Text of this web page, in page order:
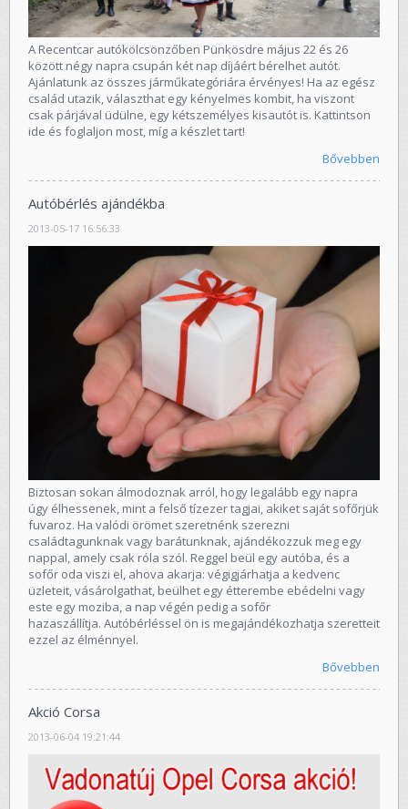
A Recentcar autókölcsönzőben Pünkösdre május 22 és 26
között négy napra csupán két nap díjáért bérelhet autót.
Ajánlatunk az összes járműkategóriára érvényes! Ha az egész
család utazik, választhat egy kényelmes kombit, ha viszont
csak párjával üdülne, egy kétszemélyes kisautót is. Kattintson
ide és foglaljon most, míg a készlet tart!
Bővebben
Autóbérlés ajándékba
2013-05-17 16:56:33
Biztosan sokan álmodoznak arról, hogy legalább egy napra
úgy élhessenek, mint a felső tízezer tagjai, akiket saját sofőrjük
fuvaroz. Ha valódi örömet szeretnénk szerezni
családtagunknak vagy barátunknak, ajándékozzuk meg egy
nappal, amely csak róla szól. Reggel beül egy autóba, és a
sofőr oda viszi el, ahova akarja: végigjárhatja a kedvenc
üzleteit, vásárolgathat, beülhet egy étterembe ebédelni vagy
este egy moziba, a nap végén pedig a sofőr
hazaszállítja. Autóbérléssel ön is megajándékozhatja szeretteit
ezzel az élménnyel.
Bővebben
Akció Corsa
2013-06-04 19:21:44